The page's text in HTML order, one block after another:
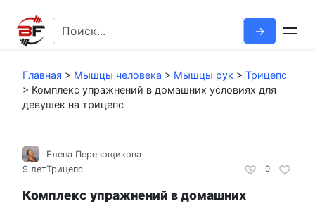
контенту
Search
for:
Главная > Мышцы человека > Мышцы рук > Трицепс
> Комплекс упражнений в домашних условиях для
девушек на трицепс
0
Елена Перевощикова
9 летТрицепс
Комплекс упражнений в домашних